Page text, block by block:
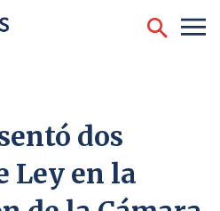
dos
Ley en la